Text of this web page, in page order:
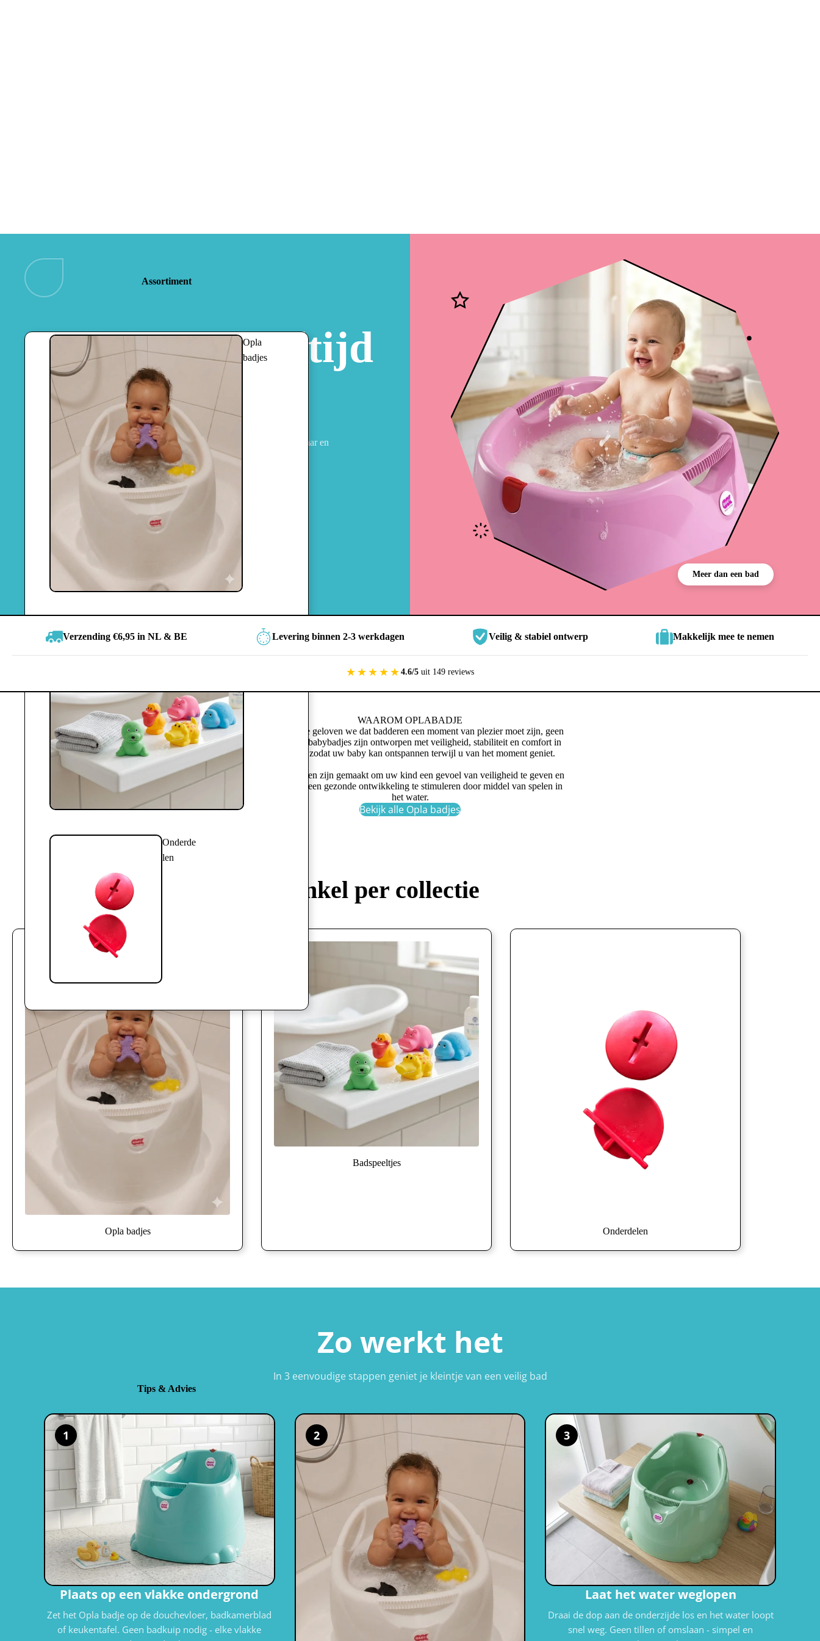
Assortiment
Opla
badjes
Onderde
len
Tips & Advies
Maak van badtijd
de leukste tijd
Geef je kleintje een veilige, comfortabele en plezierige badervaring, waar en
wanneer dan ook.
4.6/5 uit 149 reviews
Meer dan een bad
Verzending €6,95 in NL & BE Levering binnen 2-3 werkdagen Veilig & stabiel ontwerp Makkelijk mee te nemen
★★★★★ 4.6/5 uit 149 reviews
WAAROM OPLABADJE
Bij Oplabadje geloven we dat badderen een moment van plezier moet zijn, geen
stress. Onze babybadjes zijn ontworpen met veiligheid, stabiliteit en comfort in
gedachten, zodat uw baby kan ontspannen terwijl u van het moment geniet.
Onze producten zijn gemaakt om uw kind een gevoel van veiligheid te geven en
tegelijkertijd een gezonde ontwikkeling te stimuleren door middel van spelen in
het water.
Bekijk alle Opla badjes
Winkel per collectie
Opla badjes
Badspeeltjes
Onderdelen
Zo werkt het
In 3 eenvoudige stappen geniet je kleintje van een veilig bad
1
Plaats op een vlakke ondergrond
Zet het Opla badje op de douchevloer, badkamerblad
of keukentafel. Geen badkuip nodig - elke vlakke
2 3
Laat het water weglopen
Draai de dop aan de onderzijde los en het water loopt
snel weg. Geen tillen of omslaan - simpel en